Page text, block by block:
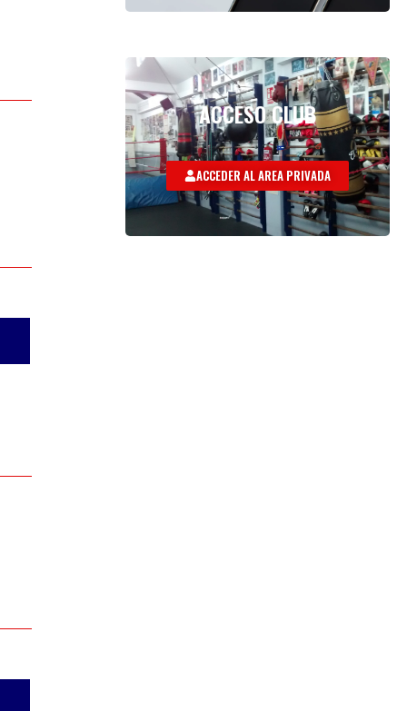
ACCESO CLUB
ACCEDER AL AREA PRIVADA